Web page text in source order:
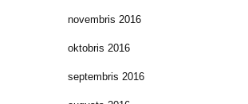
novembris 2016
oktobris 2016
septembris 2016